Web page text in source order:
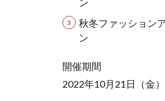
ン
秋冬ファッション
ン
開催期間
2022年10月21日（金